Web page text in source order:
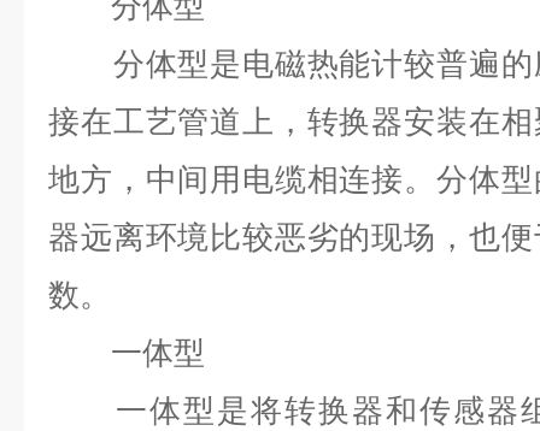
分体型是电磁热能计较普遍的
接在工艺管道上，转换器安装在
地方，中间用电缆相连接。分体
器远离环境比较恶劣的现场，也
数。
一体型
一体型是将转换器和传感器